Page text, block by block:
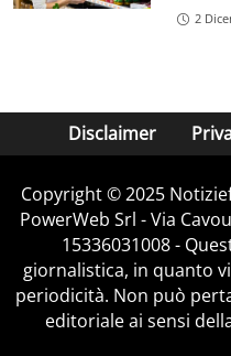
2
Disclaimer
Copyright © 2025
PowerWeb Srl - Via
15336031008 -
giornalistica, in quanto
periodicità. Non può
editoriale ai sensi